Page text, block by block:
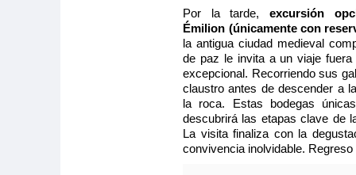
Categoría
5 anclas
MS
PUENTE
C
Camarote
con cama
(lavabo,
Por la tarde, excursión
Émilion (únicamente con
la antigua ciudad medieval
de paz le invita a un viaje
excepcional. Recorriendo sus
claustro antes de descender a
la roca. Estas bodegas
descubrirá las etapas clave de
La visita finaliza con la
convivencia inolvidable. Regreso